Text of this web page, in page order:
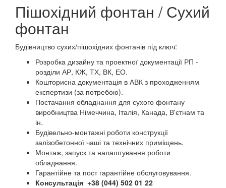
Пішохідний фонтан / Сухий
фонтан
Будівництво сухих/пішохідних фонтанів під ключ:
Розробка дизайну та проектної документації РП -
розділи АР, КЖ, ТХ, ВК, ЕО.
Кошторисна документація в АВК з проходженням
експертизи (за потребою).
Постачання обладнання для сухого фонтану
виробництва Німеччина, Італія, Канада, В'єтнам та
ін.
Будівельно-монтажні роботи конструкції
залізобетонної чаші та технічних приміщень.
Монтаж, запуск та налаштування роботи
обладнання.
Гарантійне та пост гарантійне обслуговування.
Консультація +38 (044) 502 01 22